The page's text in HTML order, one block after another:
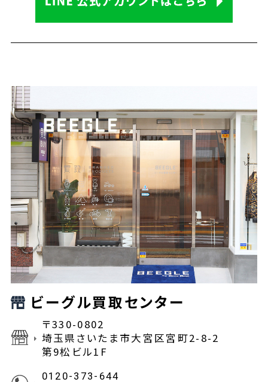
ビーグル買取センター
〒330-0802
埼玉県さいたま市大宮区宮町2-8-2
第9松ビル1F
0120-373-644